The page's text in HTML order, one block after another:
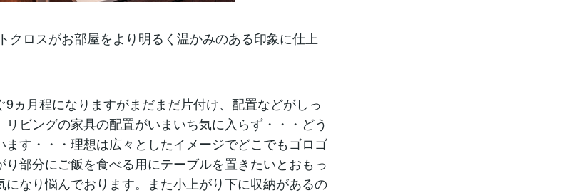
クロスがお部屋をより明るく温かみのある印象に仕上
9ヵ月程になりますがまだまだ片付け、配置などがしっ
ビングの家具の配置がいまいち気に入らず・・・どう
ます・・・理想は広々としたイメージでどこでもゴロゴ
り部分にご飯を食べる用にテーブルを置きたいとおもっ
になり悩んでおります。また小上がり下に収納があるの